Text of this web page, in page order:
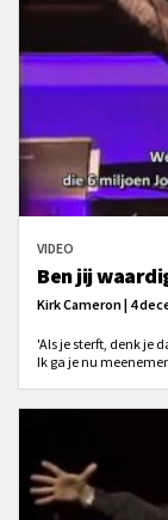
VIDEO
Ben jij
Kirk Cameron | 4
'Als je sterft, denk je
Ik ga je nu